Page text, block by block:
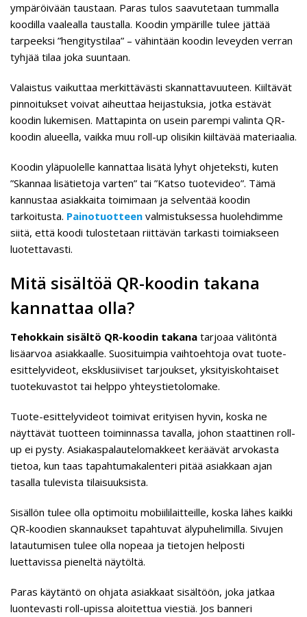
ympäröivään taustaan. Paras tulos saavutetaan tummalla
koodilla vaalealla taustalla. Koodin ympärille tulee jättää
tarpeeksi ”hengitystilaa” – vähintään koodin leveyden verran
tyhjää tilaa joka suuntaan.
Valaistus vaikuttaa merkittävästi skannattavuuteen. Kiiltävät
pinnoitukset voivat aiheuttaa heijastuksia, jotka estävät
koodin lukemisen. Mattapinta on usein parempi valinta QR-
koodin alueella, vaikka muu roll-up olisikin kiiltävää materiaalia.
Koodin yläpuolelle kannattaa lisätä lyhyt ohjeteksti, kuten
”Skannaa lisätietoja varten” tai ”Katso tuotevideo”. Tämä
kannustaa asiakkaita toimimaan ja selventää koodin
tarkoitusta. Painotuotteen valmistuksessa huolehdimme
siitä, että koodi tulostetaan riittävän tarkasti toimiakseen
luotettavasti.
Mitä sisältöä QR-koodin takana
kannattaa olla?
Tehokkain sisältö QR-koodin takana tarjoaa välitöntä
lisäarvoa asiakkaalle. Suosituimpia vaihtoehtoja ovat tuote-
esittelyvideot, eksklusiiviset tarjoukset, yksityiskohtaiset
tuotekuvastot tai helppo yhteystietolomake.
Tuote-esittelyvideot toimivat erityisen hyvin, koska ne
näyttävät tuotteen toiminnassa tavalla, johon staattinen roll-
up ei pysty. Asiakaspalautelomakkeet keräävät arvokasta
tietoa, kun taas tapahtumakalenteri pitää asiakkaan ajan
tasalla tulevista tilaisuuksista.
Sisällön tulee olla optimoitu mobiililaitteille, koska lähes kaikki
QR-koodien skannaukset tapahtuvat älypuhelimilla. Sivujen
latautumisen tulee olla nopeaa ja tietojen helposti
luettavissa pieneltä näytöltä.
Paras käytäntö on ohjata asiakkaat sisältöön, joka jatkaa
luontevasti roll-upissa aloitettua viestiä. Jos banneri